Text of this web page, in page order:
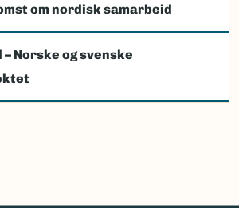
om nordisk samarbeid
Norske og svenske